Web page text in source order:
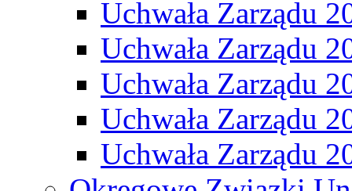
Uchwała Zarządu
Uchwała Zarządu
Uchwała Zarządu
Uchwała Zarządu
Uchwała Zarządu